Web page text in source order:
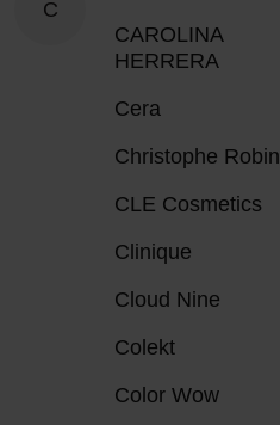
C
CAROLINA
HERRERA
Cera
Christophe Robin
CLE Cosmetics
Clinique
Cloud Nine
Colekt
Color Wow